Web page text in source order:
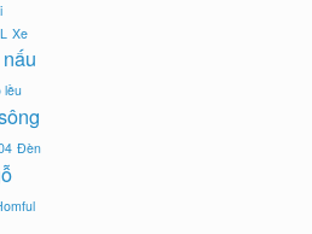
Xe
lều
Đèn